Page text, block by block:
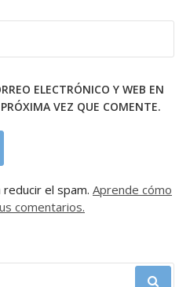
ELECTRÓNICO Y WEB EN
VEZ QUE COMENTE.
el spam. Aprende cómo
comentarios.